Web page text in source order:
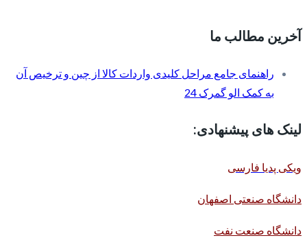
آخرین مطالب ما
راهنمای جامع مراحل کلیدی واردات کالا از چین و ترخیص آن
به کمک الو گمرک 24
لینک های پیشنهادی:
ویکی پدیا فارسی
دانشگاه صنعتی اصفهان
دانشگاه صنعت نفت